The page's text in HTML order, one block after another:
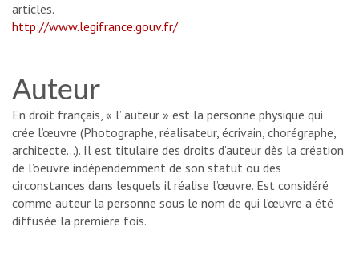
articles.
http://www.legifrance.gouv.fr/
Auteur
En droit français, « l’ auteur » est la personne physique qui
crée l’œuvre (Photographe, réalisateur, écrivain, chorégraphe,
architecte…). Il est titulaire des droits d’auteur dès la création
de l’oeuvre indépendemment de son statut ou des
circonstances dans lesquels il réalise l’œuvre. Est considéré
comme auteur la personne sous le nom de qui l’œuvre a été
diffusée la première fois.